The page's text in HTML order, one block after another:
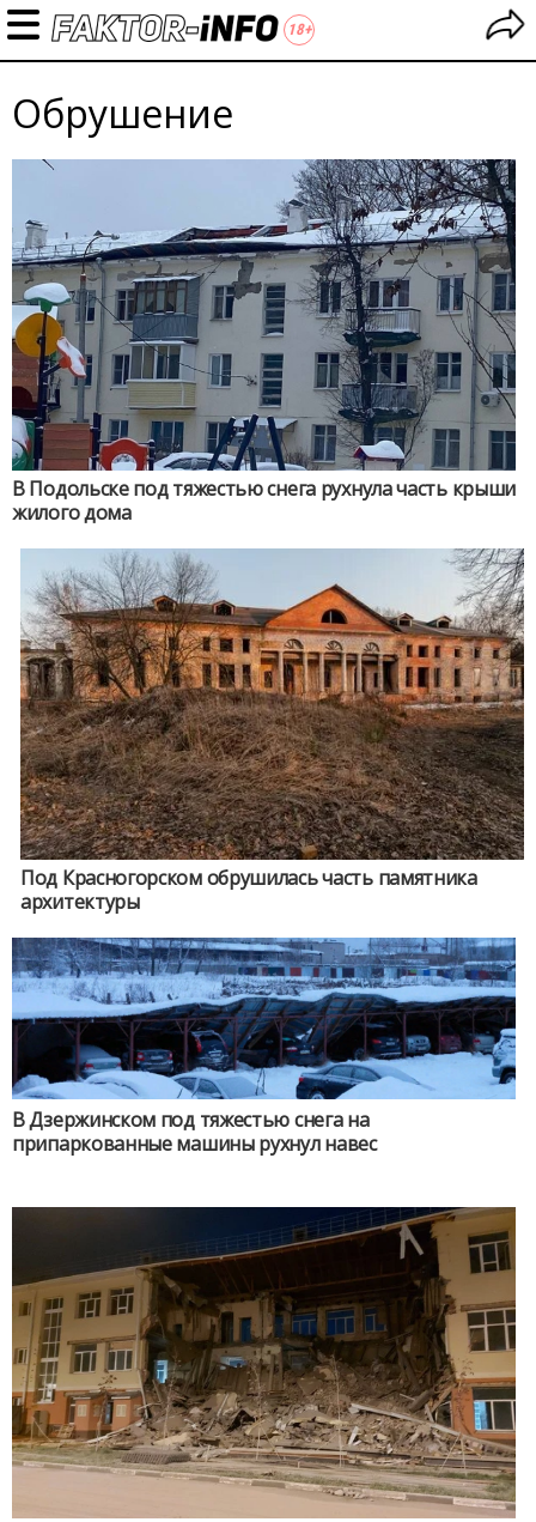
Обрушение
В Подольске под тяжестью снега рухнула часть крыши
жилого дома
Под Красногорском обрушилась часть памятника
архитектуры
В Дзержинском под тяжестью снега на
припаркованные машины рухнул навес